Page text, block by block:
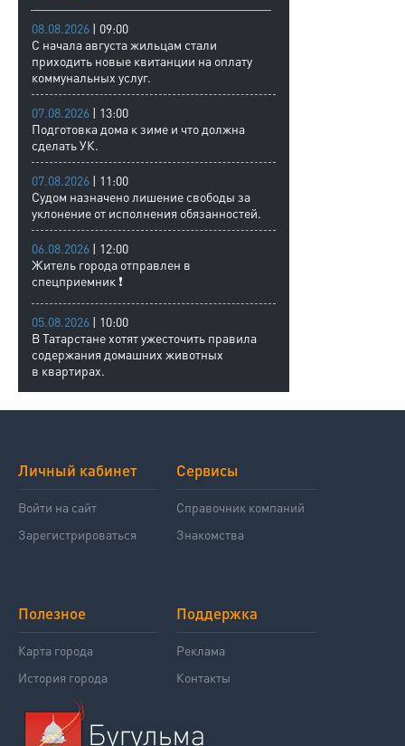
08.08.2026 | 09:00
С начала августа жильцам стали
приходить новые квитанции на оплату
коммунальных услуг.
07.08.2026 | 13:00
Подготовка дома к зиме и что должна
сделать УК.
07.08.2026 | 11:00
Судом назначено лишение свободы за
уклонение от исполнения обязанностей.
06.08.2026 | 12:00
Житель города отправлен в
спецприемник ❗
05.08.2026 | 10:00
В Татарстане хотят ужесточить правила
содержания домашних животных
в квартирах.
Личный кабинет
Войти на сайт
Зарегистрироваться
Сервисы
Справочник компаний
Знакомства
Полезное
Карта города
История города
Поддержка
Реклама
Контакты